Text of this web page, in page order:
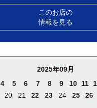
このお店の
情報を見る
2025年09月
4 5 6 7 8 9 10 11
20 21 22 23 24 25 26